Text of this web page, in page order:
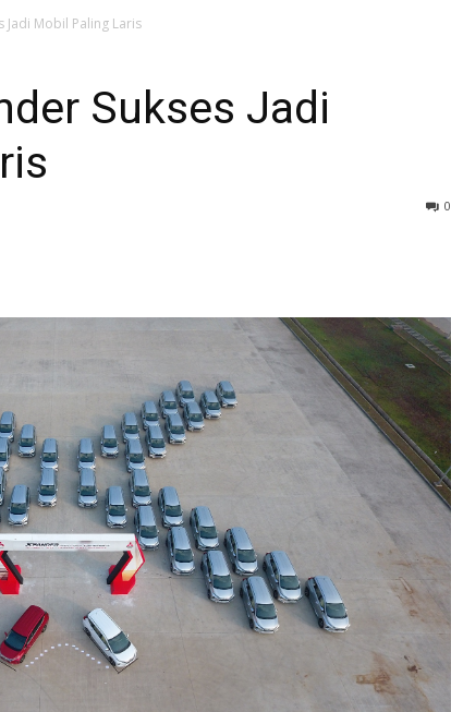
Jadi Mobil Paling Laris
Sukses Jadi
0